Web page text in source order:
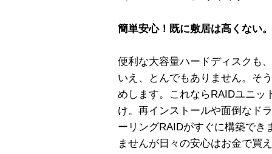
簡単安心！既に敷居は高くない
便利な大容量ハードディスクも
いえ、とんでもありません。そ
めします。これならRAIDユニッ
け。再インストールや面倒なド
ーリングRAIDがすぐに構築でき
ませんが日々の安心はお金で買